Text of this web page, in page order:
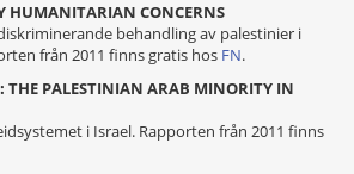
HUMANITARIAN CONCERNS
behandling av palestinier i
från 2011 finns gratis hos FN.
THE PALESTINIAN ARAB MINORITY IN
i Israel. Rapporten från 2011 finns